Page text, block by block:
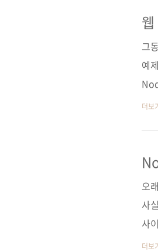
파
그
예
페
사
더보
오
사
사
에
더보